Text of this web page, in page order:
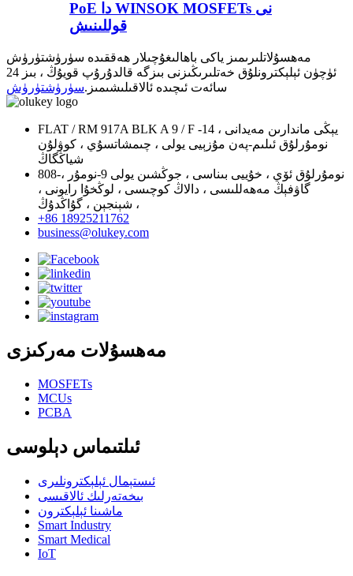
PoE دا WINSOK MOSFETs نى
قوللىنىش
مەھسۇلاتلىرىمىز ياكى باھالىغۇچىلار ھەققىدە سۈرۈشتۈرۈش
ئۈچۈن ئېلېكترونلۇق خەتلىرىڭىزنى بىزگە قالدۇرۇپ قويۇڭ ، بىز 24
سائەت ئىچىدە ئالاقىلىشىمىز.سۈرۈشتۈرۈش
FLAT / RM 917A BLK A 9 / F يېڭى ماندارىن مەيدانى ، 14-
نومۇرلۇق ئىلىم-پەن مۇزېيى يولى ، چىمشاتسۇي ، كوۋلۇن
شياڭگاڭ
808-نومۇرلۇق ئۆي ، خۇييى بىناسى ، جوڭشىن يولى 9-نومۇر ،
گاۋفېڭ مەھەللىسى ، دالاڭ كوچىسى ، لوڭخۇا رايونى ،
شېنجېن ، گۇاڭدۇڭ ،
+86 18925211762
business@olukey.com
مەھسۇلات مەركىزى
MOSFETs
MCUs
PCBA
ئىلتىماس دېلوسى
ئىستېمال ئېلېكترونلىرى
بىخەتەرلىك ئالاقىسى
ماشىنا ئېلېكترون
Smart Industry
Smart Medical
IoT